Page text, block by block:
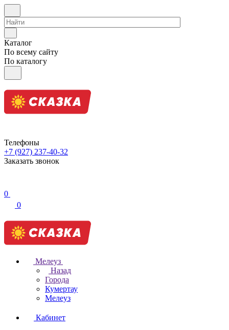
Каталог
По всему сайту
По каталогу
Телефоны
+7 (927) 237-40-32
Заказать звонок
0
0
Мелеуз
Назад
Города
Кумертау
Мелеуз
Кабинет